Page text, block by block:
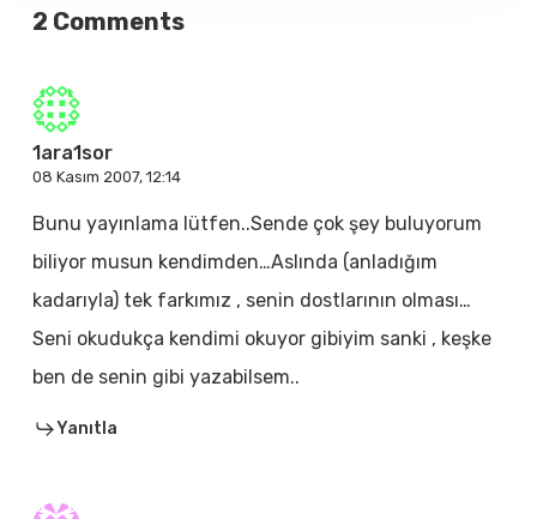
2 Comments
1ara1sor
08 Kasım 2007, 12:14
Bunu yayınlama lütfen..Sende çok şey buluyorum
biliyor musun kendimden…Aslında (anladığım
kadarıyla) tek farkımız , senin dostlarının olması…
Seni okudukça kendimi okuyor gibiyim sanki , keşke
ben de senin gibi yazabilsem..
Yanıtla